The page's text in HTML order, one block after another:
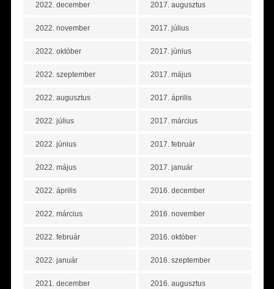
2022. december
2022. november
2022. október
2022. szeptember
2022. augusztus
2022. július
2022. június
2022. május
2022. április
2022. március
2022. február
2022. január
2021. december
2017. augusztus
2017. július
2017. június
2017. május
2017. április
2017. március
2017. február
2017. január
2016. december
2016. november
2016. október
2016. szeptember
2016. augusztus